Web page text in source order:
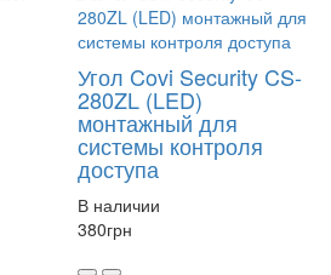
Угол Covi Security CS-
280ZL (LED)
монтажный для
системы контроля
доступа
В наличии
380грн